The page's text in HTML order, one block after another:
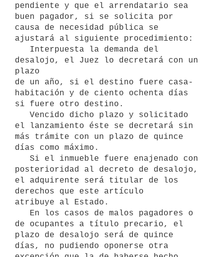
pendiente y que el arrendatario sea
buen pagador, si se solicita por
causa de necesidad pública se
ajustará al siguiente procedimiento:
desalojo, el Juez lo decretará con un
plazo
de un año, si el destino fuere casa-
habitación y de ciento ochenta días
si fuere otro destino.
el lanzamiento éste se decretará sin
más trámite con un plazo de quince
días como máximo.
posterioridad al decreto de desalojo,
el adquirente será titular de los
derechos que este artículo
atribuye al Estado.
de ocupantes a título precario, el
plazo de desalojo será de quince
días, no pudiendo oponerse otra